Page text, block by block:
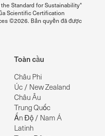
Standard for Sustainability"
Scientific Certification
©2026. Bản quyền đã được
Toàn cầu
Châu Phi
Úc / New Zealand
Châu Âu
Trung Quốc
Ấn Độ / Nam Á
Latinh